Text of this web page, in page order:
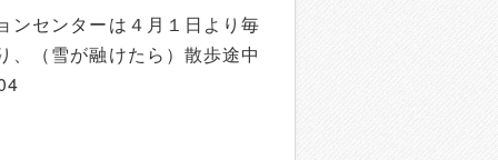
ンセンターは４月１日より毎
、（雪が融けたら）散歩途中